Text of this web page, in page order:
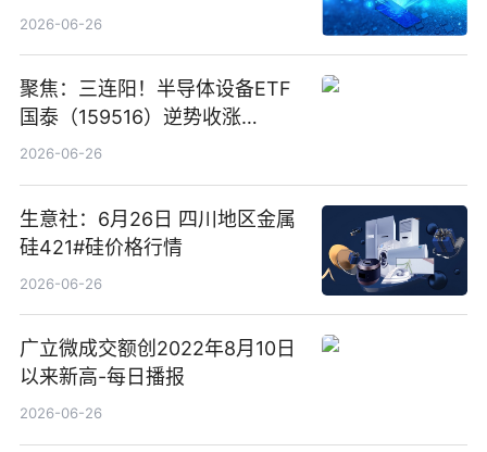
卖出5964.34万元
2026-06-26
聚焦：三连阳！半导体设备ETF
国泰（159516）逆势收涨
3.5%，近10日累计净流入超65
2026-06-26
生意社：6月26日 四川地区金属
硅421#硅价格行情
2026-06-26
广立微成交额创2022年8月10日
以来新高-每日播报
2026-06-26